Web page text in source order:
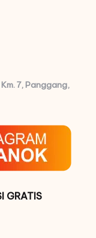
7, Panggang,
GRATIS